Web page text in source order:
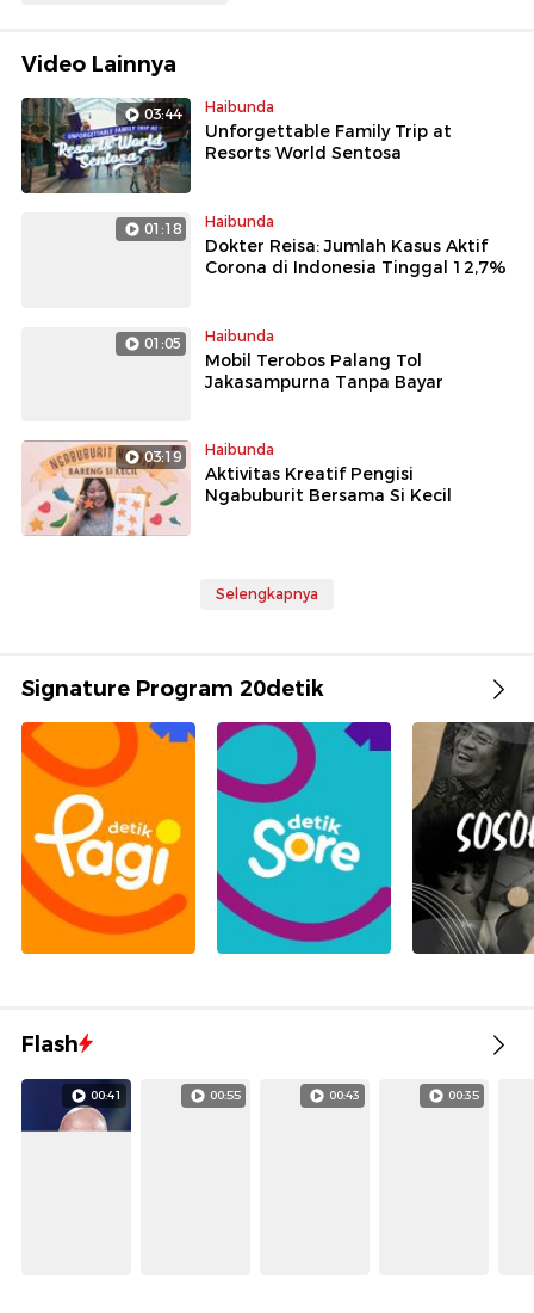
Video Lainnya
03:44 Haibunda
Unforgettable Family Trip at
Resorts World Sentosa
01:18 Haibunda
Dokter Reisa: Jumlah Kasus Aktif
Corona di Indonesia Tinggal 12,7%
01:05 Haibunda
Mobil Terobos Palang Tol
Jakasampurna Tanpa Bayar
03:19 Haibunda
Aktivitas Kreatif Pengisi
Ngabuburit Bersama Si Kecil
Selengkapnya
Signature Program 20detik
Flash
00:41 00:55 00:43 00:35